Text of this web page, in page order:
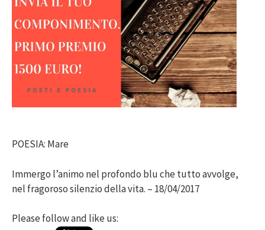
POESIA: Mare
Immergo l’animo nel profondo blu che tutto avvolge,
nel fragoroso silenzio della vita. – 18/04/2017
Please follow and like us: